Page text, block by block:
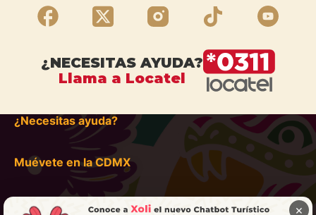
¿NECESITAS AYUDA?
Llama a Locatel
¿Necesitas ayuda?
Muévete en la CDMX
×